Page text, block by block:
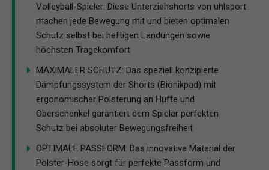
Volleyball-Spieler: Diese Unterziehshorts von uhlsport
machen jede Bewegung mit und bieten optimalen
Schutz selbst bei heftigen Landungen sowie
höchsten Tragekomfort
MAXIMALER SCHUTZ: Das speziell konzipierte
Dämpfungssystem der Shorts (Bionikpad) mit
ergonomischer Polsterung an Hüfte und
Oberschenkel garantiert dem Spieler perfekten
Schutz bei absoluter Bewegungsfreiheit
OPTIMALE PASSFORM: Das innovative Material der
Polster-Hose sorgt für perfekte Passform und